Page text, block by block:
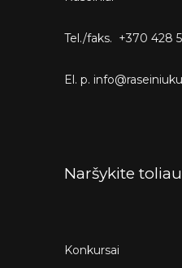
Tel./faks. +370 428
El. p.
Naršykite toliau
Konkursai